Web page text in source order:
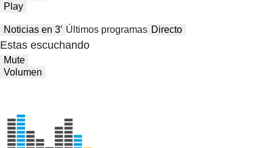
Play
Noticias en 3′ Últimos programas Directo
Estas escuchando
Mute
Volumen